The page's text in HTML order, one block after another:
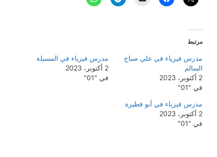
مرتبط
مدرس فيزياء في علي صباح
السالم
2 أكتوبر، 2023
في "01"
مدرس فيزياء في المسيلة
2 أكتوبر، 2023
في "01"
مدرس فيزياء في أبو فطيرة
2 أكتوبر، 2023
في "01"